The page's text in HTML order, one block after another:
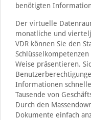
benötigten
Der virtuelle
monatliche und
VDR können Sie den
Weise präsentieren.
Informationen
Tausende von
Durch den
Dokumente einfach